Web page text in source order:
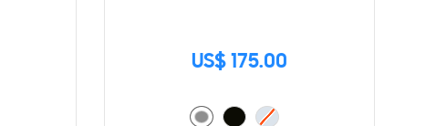
US$ 175.00